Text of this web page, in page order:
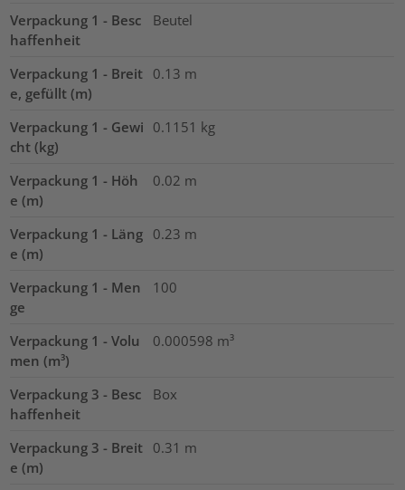
Verpackung 1 - Besc
haffenheit
Beutel
Verpackung 1 - Breit
e, gefüllt (m)
0.13 m
Verpackung 1 - Gewi
cht (kg)
0.1151 kg
Verpackung 1 - Höh
e (m)
0.02 m
Verpackung 1 - Läng
e (m)
0.23 m
Verpackung 1 - Men
ge
100
Verpackung 1 - Volu
men (m³)
0.000598 m³
Verpackung 3 - Besc
haffenheit
Box
Verpackung 3 - Breit
e (m)
0.31 m